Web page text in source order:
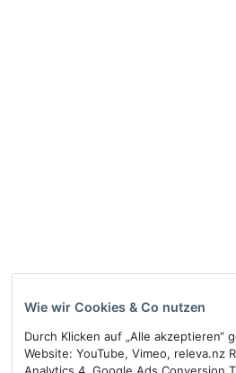
Wie wir Cookies & Co nutzen
Durch Klicken auf „Alle
Website: YouTube, Vimeo, releva.nz